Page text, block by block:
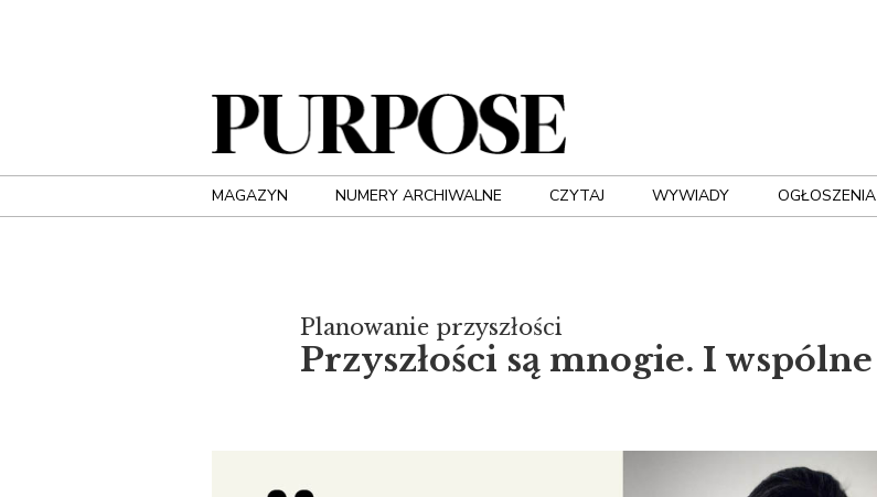
MAGAZYN NUMERY ARCHIWALNE CZYTAJ WYWIADY OGŁOSZENIA
Planowanie przyszłości
Przyszłości są mnogie. I wspólne